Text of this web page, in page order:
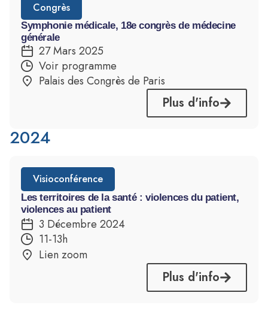
Congrès
Symphonie médicale, 18e congrès de médecine
générale
27 Mars 2025
Voir programme
Palais des Congrès de Paris
Plus d'info
2024
Visioconférence
Les territoires de la santé : violences du patient,
violences au patient
3 Décembre 2024
11-13h
Lien zoom
Plus d'info